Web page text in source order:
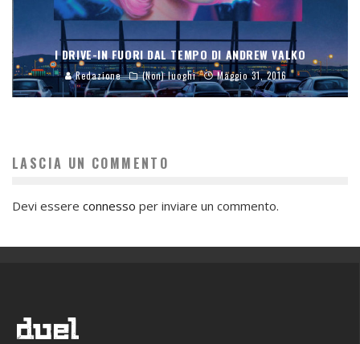
I DRIVE-IN FUORI DAL TEMPO DI ANDREW VALKO
Redazione (Non) luoghi Maggio 31, 2016
LASCIA UN COMMENTO
Devi essere connesso per inviare un commento.